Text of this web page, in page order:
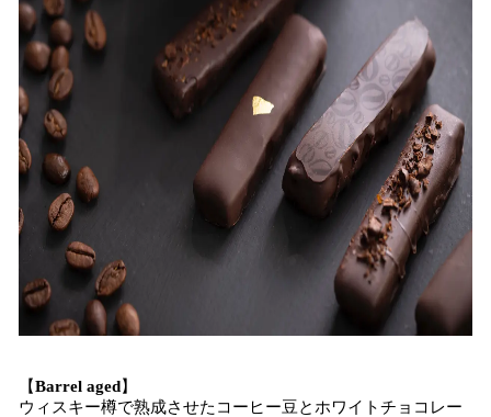
【Barrel aged】
ウィスキー樽で熟成させたコーヒー豆とホワイトチョコレー